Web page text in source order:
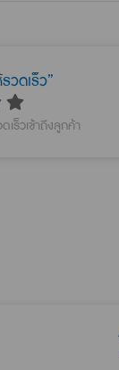
วดเร็ว”
ร็วเข้าถึงลูกค้า